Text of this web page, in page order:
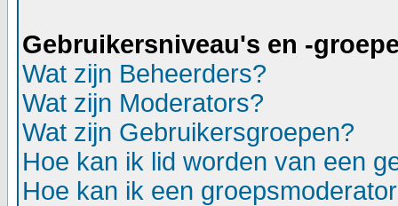
Gebruikersniveau's en -
Wat zijn Beheerders?
Wat zijn Moderators?
Wat zijn Gebruikersgroepen?
Hoe kan ik lid worden van een
Hoe kan ik een